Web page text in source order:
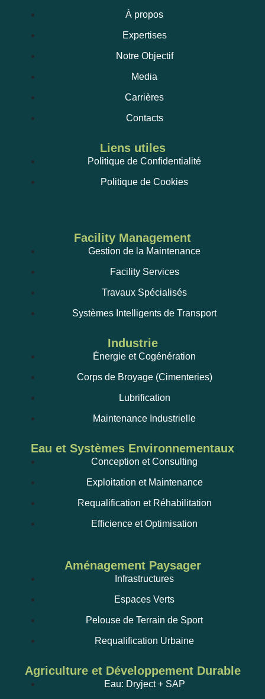
À propos
Expertises
Notre Objectif
Media
Carrières
Contacts
Liens utiles
Politique de Confidentialité
Politique de Cookies
Facility Management
Gestion de la Maintenance
Facility Services
Travaux Spécialisés
Systèmes Intelligents de Transport
Industrie
Énergie et Cogénération
Corps de Broyage (Cimenteries)
Lubrification
Maintenance Industrielle
Eau et Systèmes Environnementaux
Conception et Consulting
Exploitation et Maintenance
Requalification et Réhabilitation
Efficience et Optimisation
Aménagement Paysager
Infrastructures
Espaces Verts
Pelouse de Terrain de Sport
Requalification Urbaine
Agriculture et Développement Durable
Eau: Dryject + SAP